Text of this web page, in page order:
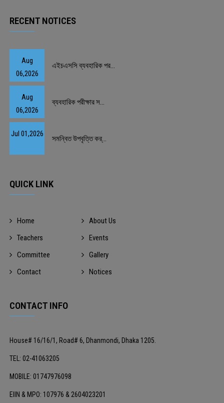
RECENT NOTICES
Aug
06,2026
এইচএসসি ব্যবহারিক পর...
Aug
06,2026
ব্যবহারিক পরীক্ষার স...
Jul 01,2026
সমন্বিত উপবৃত্তি কর্...
QUICK LINK
Home
About Us
Teachers
Events
Committee
Gallery
Contact
Notices
CONTACT INFO
House# 16/16/1, Road# 6, Dhanmondi, Dhaka 1205.
TEL: 02-41063205
MOBILE: 01747976098
EIIN & MPO: 107976 & 2604023201